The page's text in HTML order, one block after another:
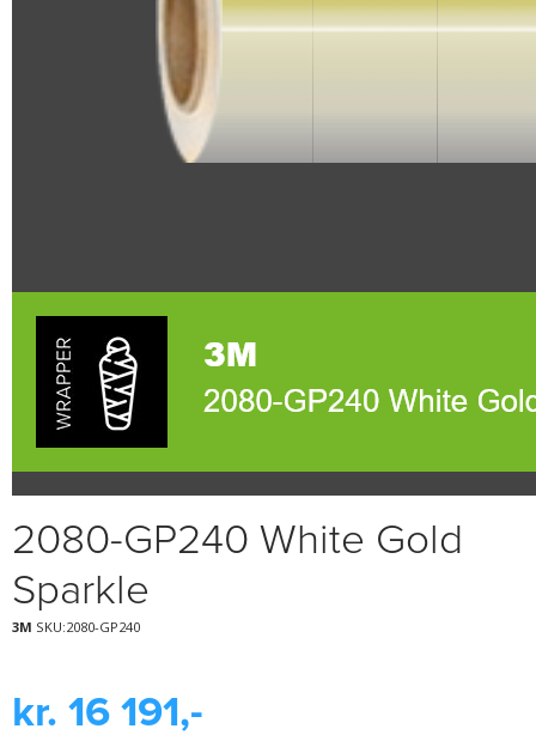
2080-GP240 White Gold
Sparkle
3M SKU:2080-GP240
kr. 16 191,-